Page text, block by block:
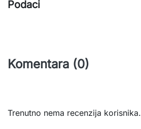
Podaci
Komentara (0)
Trenutno nema recenzija korisnika.